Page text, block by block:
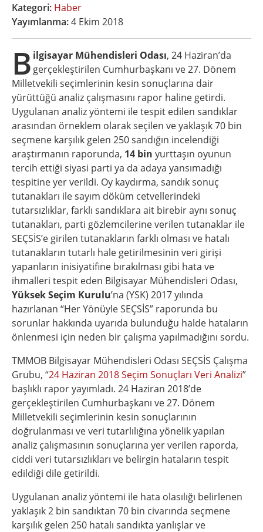
Kategori: Haber
Yayımlanma:4 Ekim 2018
B ilgisayar Mühendisleri Odası, 24 Haziran’da
gerçekleştirilen Cumhurbaşkanı ve 27. Dönem
Milletvekili seçimlerinin kesin sonuçlarına dair
yürüttüğü analiz çalışmasını rapor haline getirdi.
Uygulanan analiz yöntemi ile tespit edilen sandıklar
arasından örneklem olarak seçilen ve yaklaşık 70 bin
seçmene karşılık gelen 250 sandığın incelendiği
araştırmanın raporunda, 14 bin yurttaşın oyunun
tercih ettiği siyasi parti ya da adaya yansımadığı
tespitine yer verildi. Oy kaydırma, sandık sonuç
tutanakları ile sayım döküm cetvellerindeki
tutarsızlıklar, farklı sandıklara ait birebir aynı sonuç
tutanakları, parti gözlemcilerine verilen tutanaklar ile
SEÇSİS’e girilen tutanakların farklı olması ve hatalı
tutanakların tutarlı hale getirilmesinin veri girişi
yapanların inisiyatifine bırakılması gibi hata ve
ihmalleri tespit eden Bilgisayar Mühendisleri Odası,
Yüksek Seçim Kurulu’na (YSK) 2017 yılında
hazırlanan “Her Yönüyle SEÇSİS” raporunda bu
sorunlar hakkında uyarıda bulunduğu halde hataların
önlenmesi için neden bir çalışma yapılmadığını sordu.
TMMOB Bilgisayar Mühendisleri Odası SEÇSİS Çalışma
Grubu, “24 Haziran 2018 Seçim Sonuçları Veri Analizi”
başlıklı rapor yayımladı. 24 Haziran 2018’de
gerçekleştirilen Cumhurbaşkanı ve 27. Dönem
Milletvekili seçimlerinin kesin sonuçlarının
doğrulanması ve veri tutarlılığına yönelik yapılan
analiz çalışmasının sonuçlarına yer verilen raporda,
ciddi veri tutarsızlıkları ve belirgin hataların tespit
edildiği dile getirildi.
Uygulanan analiz yöntemi ile hata olasılığı belirlenen
yaklaşık 2 bin sandıktan 70 bin civarında seçmene
karşılık gelen 250 hatalı sandıkta yanlışlar ve